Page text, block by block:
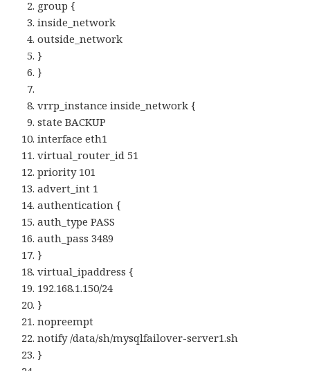
group {
inside_network
outside_network
}
}
vrrp_instance inside_network {
state BACKUP
interface eth1
virtual_router_id 51
priority 101
advert_int 1
authentication {
auth_type PASS
auth_pass 3489
}
virtual_ipaddress {
192.168.1.150/24
}
nopreempt
notify /data/sh/mysqlfailover-server1.sh
}